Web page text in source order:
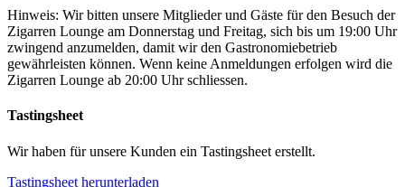
Hinweis: Wir bitten unsere Mitglieder und Gäste für den Besuch der
Zigarren Lounge am Donnerstag und Freitag, sich bis um 19:00 Uhr
zwingend anzumelden, damit wir den Gastronomiebetrieb
gewährleisten können. Wenn keine Anmeldungen erfolgen wird die
Zigarren Lounge ab 20:00 Uhr schliessen.
Tastingsheet
Wir haben für unsere Kunden ein Tastingsheet erstellt.
Tastingsheet herunterladen